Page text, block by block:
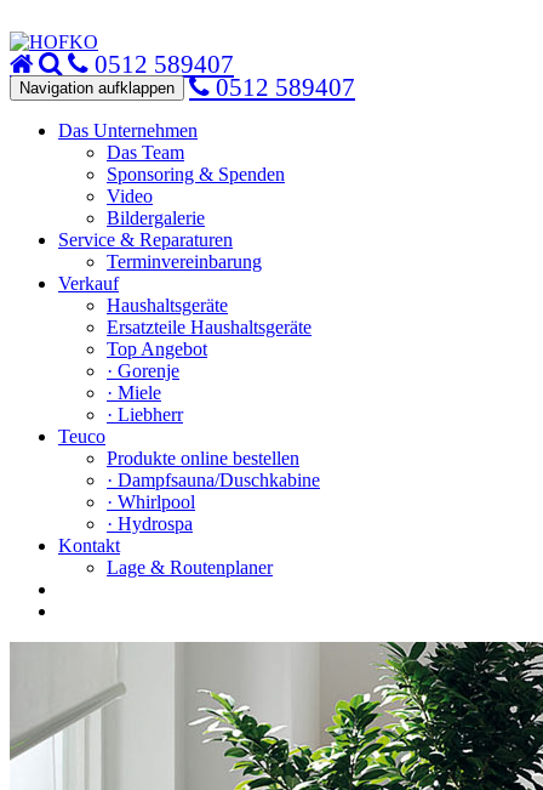
0512 589407
Navigation aufklappen 0512 589407
Das Unternehmen
Das Team
Sponsoring & Spenden
Video
Bildergalerie
Service & Reparaturen
Terminvereinbarung
Verkauf
Haushaltsgeräte
Ersatzteile Haushaltsgeräte
Top Angebot
· Gorenje
· Miele
· Liebherr
Teuco
Produkte online bestellen
· Dampfsauna/Duschkabine
· Whirlpool
· Hydrospa
Kontakt
Lage & Routenplaner